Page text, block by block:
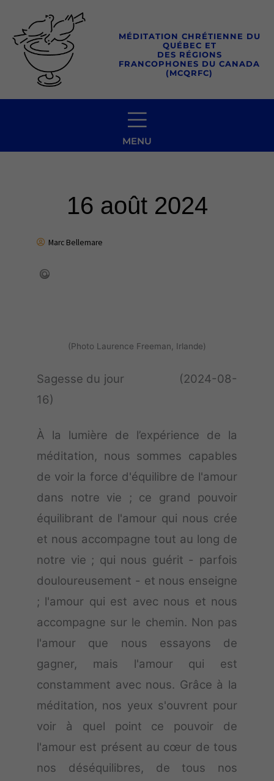
contenu
MÉDITATION CHRÉTIENNE DU
QUÉBEC ET
DES RÉGIONS
FRANCOPHONES DU CANADA
(MCQRFC)
MENU
16 août 2024
Marc Bellemare
(Photo Laurence Freeman, Irlande)
Sagesse du jour (2024-08-
16)
À la lumière de l’expérience de la
méditation, nous sommes capables
de voir la force d'équilibre de l'amour
dans notre vie ; ce grand pouvoir
équilibrant de l'amour qui nous crée
et nous accompagne tout au long de
notre vie ; qui nous guérit - parfois
douloureusement - et nous enseigne
; l'amour qui est avec nous et nous
accompagne sur le chemin. Non pas
l'amour que nous essayons de
gagner, mais l'amour qui est
constamment avec nous. Grâce à la
méditation, nos yeux s'ouvrent pour
voir à quel point ce pouvoir de
l'amour est présent au cœur de tous
nos déséquilibres, de tous nos